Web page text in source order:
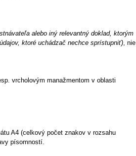
alebo iný relevantný doklad, ktorým
ktoré uchádzač nechce sprístupniť), nie
vrcholovým manažmentom v oblasti
A4 (celkový počet znakov v rozsahu
písomností.